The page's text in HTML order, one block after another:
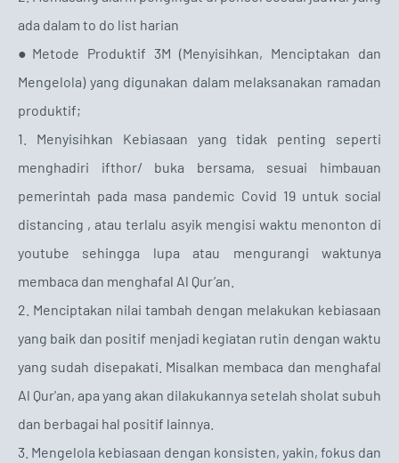
ada dalam to do list harian
●Metode Produktif 3M (Menyisihkan, Menciptakan dan
Mengelola) yang digunakan dalam melaksanakan ramadan
produktif;
1. Menyisihkan Kebiasaan yang tidak penting seperti
menghadiri ifthor/ buka bersama, sesuai himbauan
pemerintah pada masa pandemic Covid 19 untuk social
distancing , atau terlalu asyik mengisi waktu menonton di
youtube sehingga lupa atau mengurangi waktunya
membaca dan menghafal Al Qur’an.
2. Menciptakan nilai tambah dengan melakukan kebiasaan
yang baik dan positif menjadi kegiatan rutin dengan waktu
yang sudah disepakati. Misalkan membaca dan menghafal
Al Qur'an, apa yang akan dilakukannya setelah sholat subuh
dan berbagai hal positif lainnya.
3. Mengelola kebiasaan dengan konsisten, yakin, fokus dan